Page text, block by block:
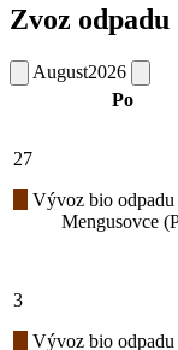
Zvoz odpadu
August2026
Po
27
Vývoz bio odpadu
Mengusovce
3
Vývoz bio odpadu